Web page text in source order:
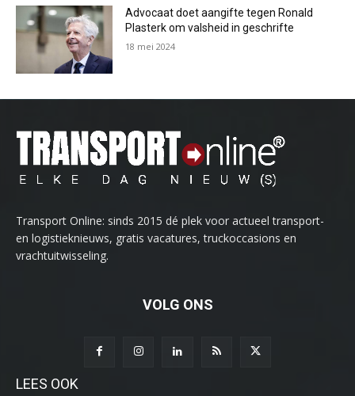
Advocaat doet aangifte tegen Ronald
Plasterk om valsheid in geschrifte
18 mei 2024
Transport Online: sinds 2015 dé plek voor actueel transport-
en logistieknieuws, gratis vacatures, truckoccasions en
vrachtuitwisseling.
VOLG ONS
LEES OOK